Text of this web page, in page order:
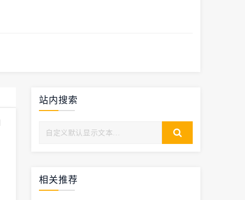
站内搜索
相关推荐